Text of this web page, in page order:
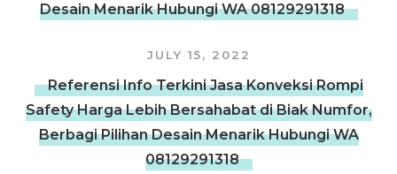
Desain Menarik Hubungi WA 08129291318
JULY 15, 2022
Referensi Info Terkini Jasa Konveksi Rompi
Safety Harga Lebih Bersahabat di Biak Numfor,
Berbagi Pilihan Desain Menarik Hubungi WA
08129291318